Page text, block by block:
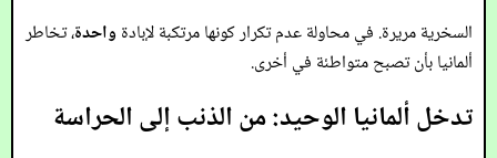
السخرية مريرة. في محاولة عدم تكرار كونها مرتكبة لإبادة واحدة، تخاطر
ألمانيا بأن تصبح متواطئة في أخرى.
تدخل ألمانيا الوحيد: من الذنب إلى الحراسة